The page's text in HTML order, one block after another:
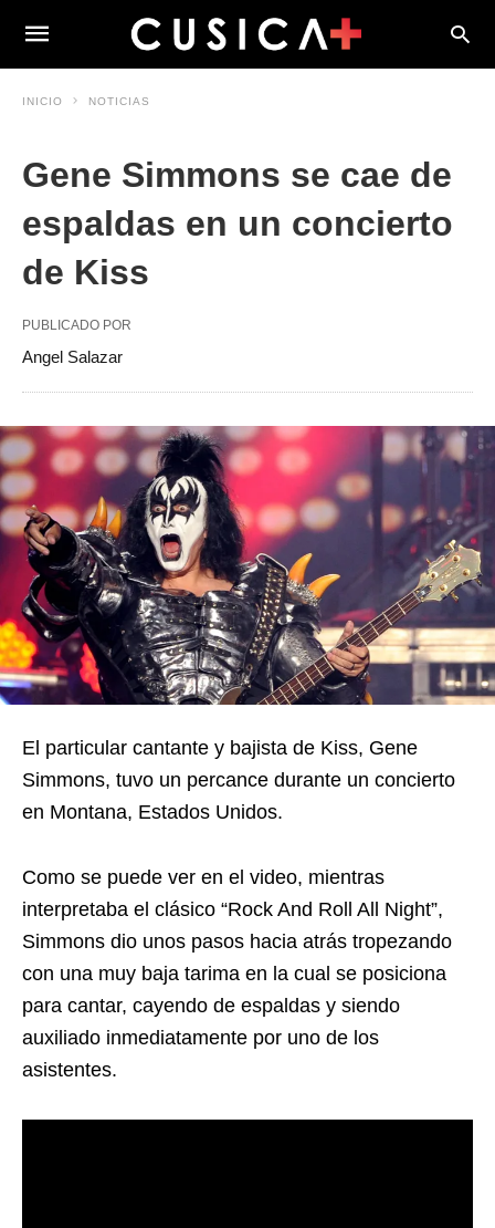
INICIO NOTICIAS
Gene Simmons se cae de
espaldas en un concierto
de Kiss
PUBLICADO POR
Angel Salazar
El particular cantante y bajista de Kiss, Gene
Simmons, tuvo un percance durante un concierto
en Montana, Estados Unidos.
Como se puede ver en el video, mientras
interpretaba el clásico “Rock And Roll All Night”,
Simmons dio unos pasos hacia atrás tropezando
con una muy baja tarima en la cual se posiciona
para cantar, cayendo de espaldas y siendo
auxiliado inmediatamente por uno de los
asistentes.